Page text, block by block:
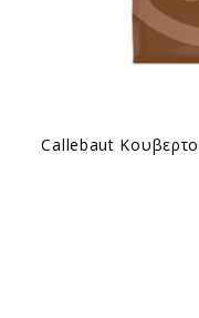
Callebaut